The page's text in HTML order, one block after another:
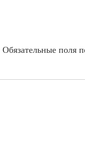
Обязательные поля